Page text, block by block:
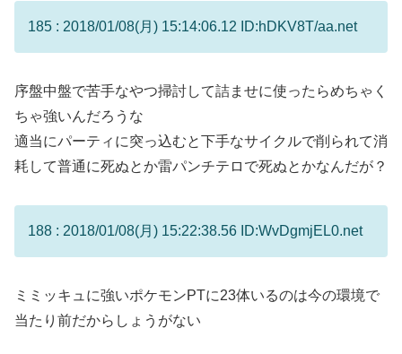
185 : 2018/01/08(月) 15:14:06.12 ID:hDKV8T/aa.net
序盤中盤で苦手なやつ掃討して詰ませに使ったらめちゃく
ちゃ強いんだろうな
適当にパーティに突っ込むと下手なサイクルで削られて消
耗して普通に死ぬとか雷パンチテロで死ぬとかなんだが？
188 : 2018/01/08(月) 15:22:38.56 ID:WvDgmjEL0.net
ミミッキュに強いポケモンPTに23体いるのは今の環境で
当たり前だからしょうがない